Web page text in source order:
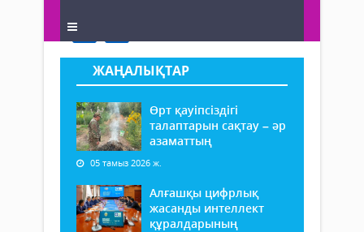
ЖАҢАЛЫҚТАР
Өрт қауіпсіздігі
талаптарын сақтау – әр
азаматтың
05 тамыз 2026 ж.
Алғашқы цифрлық
жасанды интеллект
құралдарының